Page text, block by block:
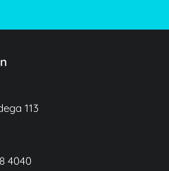
113
4040